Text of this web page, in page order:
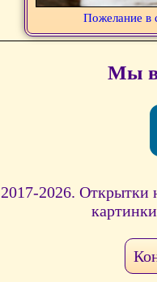
Пожелание в
Мы в
2017-2026. Открытки